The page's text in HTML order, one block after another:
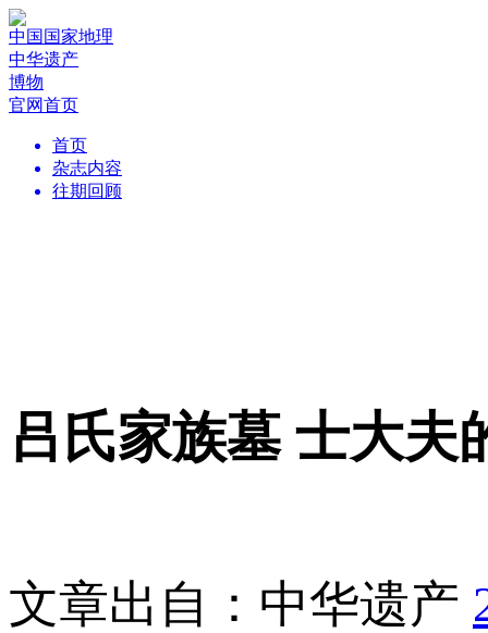
中国国家地理
中华遗产
博物
官网首页
首页
杂志内容
往期回顾
吕氏家族墓 士大夫
文章出自：中华遗产